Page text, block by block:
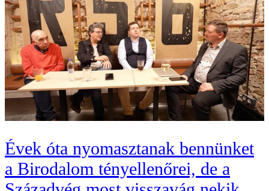
Évek óta nyomasztanak bennünket
a Birodalom tényellenőrei, de a